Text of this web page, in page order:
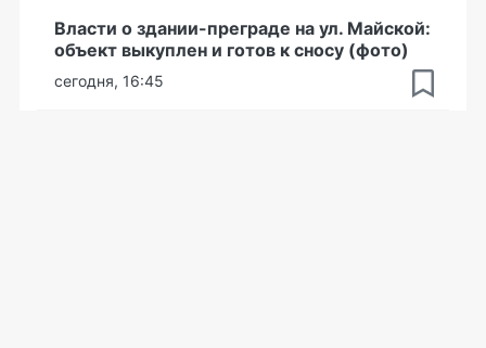
Власти о здании-преграде на ул. Майской:
объект выкуплен и готов к сносу (фото)
сегодня, 16:45